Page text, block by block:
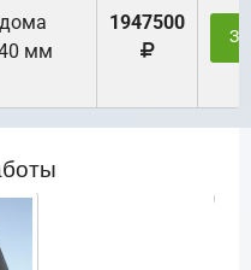
мм
1947500